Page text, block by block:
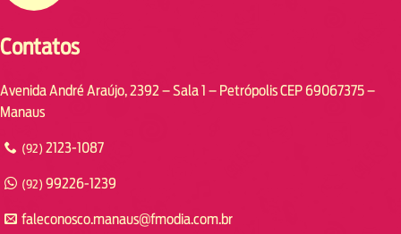
Contatos
Avenida André Araújo, 2392 – Sala 1 – Petrópolis CEP 69067375 –
Manaus
(92) 2123-1087
(92) 99226-1239
faleconosco.manaus@fmodia.com.br